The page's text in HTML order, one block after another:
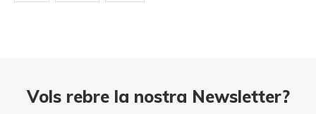
Vols rebre la nostra Newsletter?